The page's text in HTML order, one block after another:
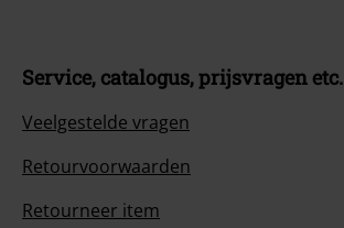
Service, catalogus, prijsvragen etc.
Veelgestelde vragen
Retourvoorwaarden
Retourneer item